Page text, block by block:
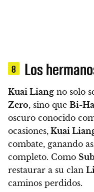
8 Los
Kuai Liang no solo
Zero, sino que Bi-
oscuro conocido
ocasiones, Kuai
combate, ganando
completo. Como
restaurar a su clan
caminos perdidos.